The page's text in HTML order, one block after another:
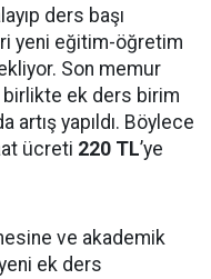
ders başı
yeni eğitim-öğretim
Son memur
birlikte ek ders birim
artış yapıldı. Böylece
ücreti 220 TL’ye
ve akademik
ek ders